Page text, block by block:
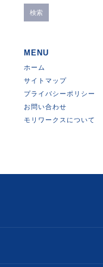
MENU
ホーム
サイトマップ
プライバシーポリシー
お問い合わせ
モリワークスについて